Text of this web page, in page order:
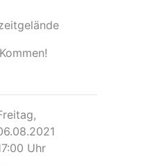
Uhr